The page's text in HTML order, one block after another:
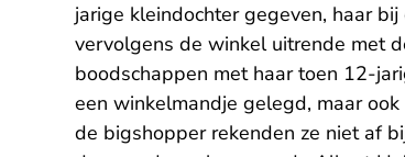
jarige kleindochter gegeven, haar
vervolgens de winkel uitrende met
boodschappen met haar toen 12-
een winkelmandje gelegd, maar
de bigshopper rekenden ze niet af